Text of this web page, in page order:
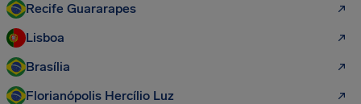
Recife Guararapes
Lisboa
Brasília
Florianópolis Hercílio Luz